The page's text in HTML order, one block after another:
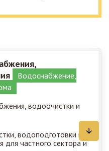
Водоснабжение,
водоподготовки и
частного сектора и